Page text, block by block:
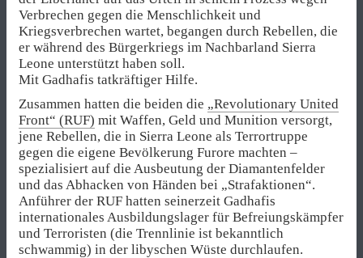
Verbrechen gegen die Menschlichkeit und
Kriegsverbrechen wartet, begangen durch Rebellen, die
er während des Bürgerkriegs im Nachbarland Sierra
Leone unterstützt haben soll.
Mit Gadhafis tatkräftiger Hilfe.
Zusammen hatten die beiden die „Revolutionary United
Front“ (RUF) mit Waffen, Geld und Munition versorgt,
jene Rebellen, die in Sierra Leone als Terrortruppe
gegen die eigene Bevölkerung Furore machten –
spezialisiert auf die Ausbeutung der Diamantenfelder
und das Abhacken von Händen bei „Strafaktionen“.
Anführer der RUF hatten seinerzeit Gadhafis
internationales Ausbildungslager für Befreiungskämpfer
und Terroristen (die Trennlinie ist bekanntlich
schwammig) in der libyschen Wüste durchlaufen.